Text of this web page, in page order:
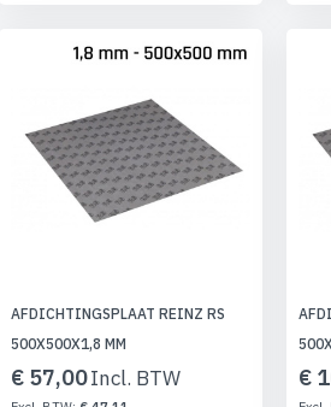
AFDICHTINGSPLAAT REINZ RS
500X500X1,8 MM
€ 57,00 €